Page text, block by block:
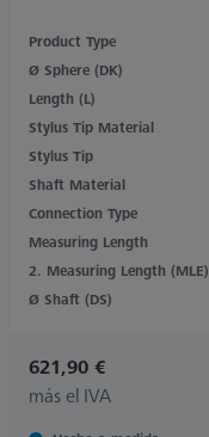
Product Type
Ø Sphere (DK)
Length (L)
Stylus Tip Material
Stylus Tip
Shaft Material
Connection Type
Measuring Length
2. Measuring Length (MLE)
Ø Shaft (DS)
621,90 €
más el IVA